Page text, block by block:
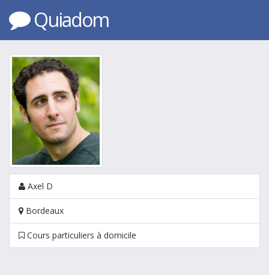
Quiadom
Axel D
Bordeaux
Cours particuliers à domicile